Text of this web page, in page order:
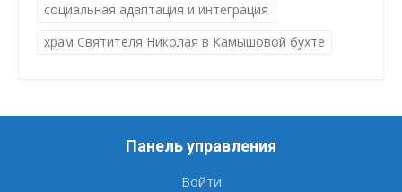
социальная адаптация и интеграция
храм Святителя Николая в Камышовой бухте
Панель управления
Войти